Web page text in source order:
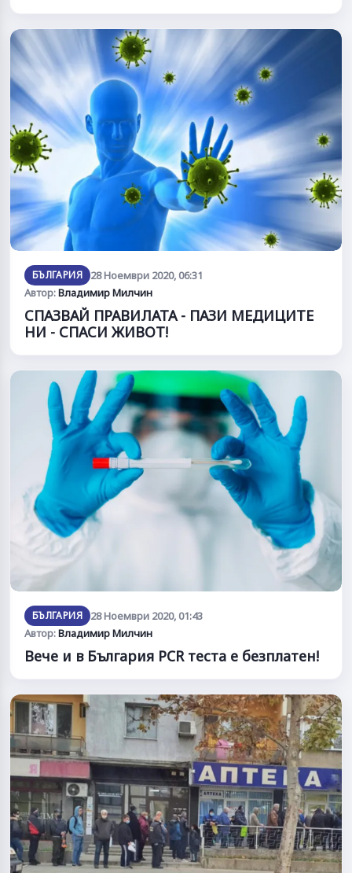
БЪЛГАРИЯ 28 Ноември 2020, 06:31
Автор:Владимир Милчин
СПАЗВАЙ ПРАВИЛАТА - ПАЗИ МЕДИЦИТЕ
НИ - СПАСИ ЖИВОТ!
БЪЛГАРИЯ 28 Ноември 2020, 01:43
Автор:Владимир Милчин
Вече и в България PCR теста е безплатен!